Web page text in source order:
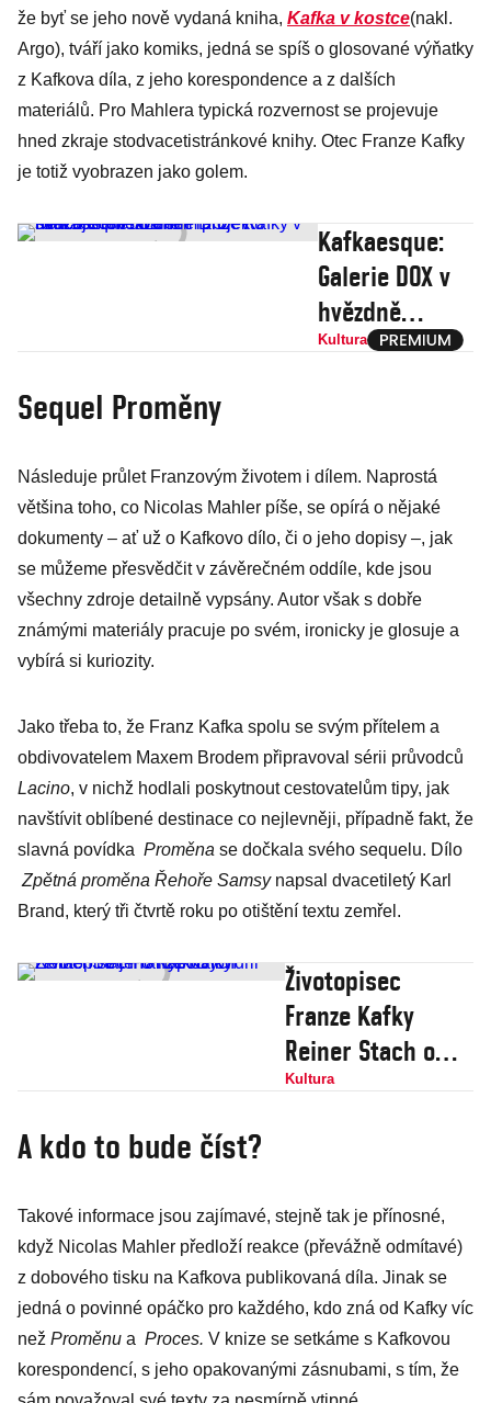
že byť se jeho nově vydaná kniha, Kafka v kostce(nakl.
Argo), tváří jako komiks, jedná se spíš o glosované výňatky
z Kafkova díla, z jeho korespondence a z dalších
materiálů. Pro Mahlera typická rozvernost se projevuje
hned zkraje stodvacetistránkové knihy. Otec Franze Kafky
je totiž vyobrazen jako golem.
Kafkaesque:
Galerie DOX v
hvězdně
obsazeném
Kafky v
současném
umění
Kultura
Sequel Proměny
Následuje průlet Franzovým životem i dílem. Naprostá
většina toho, co Nicolas Mahler píše, se opírá o nějaké
dokumenty – ať už o Kafkovo dílo, či o jeho dopisy –, jak
se můžeme přesvědčit v závěrečném oddíle, kde jsou
všechny zdroje detailně vypsány. Autor však s dobře
známými materiály pracuje po svém, ironicky je glosuje a
vybírá si kuriozity.
Jako třeba to, že Franz Kafka spolu se svým přítelem a
obdivovatelem Maxem Brodem připravoval sérii průvodců
Lacino, v nichž hodlali poskytnout cestovatelům tipy, jak
navštívit oblíbené destinace co nejlevněji, případně fakt, že
slavná povídka Proměna se dočkala svého sequelu. Dílo
Zpětná proměna Řehoře Samsynapsal dvacetiletý Karl
Brand, který tři čtvrtě roku po otištění textu zemřel.
Životopisec
Franze Kafky
Reiner Stach o
Kafkových ženách
Kultura
A kdo to bude číst?
Takové informace jsou zajímavé, stejně tak je přínosné,
když Nicolas Mahler předloží reakce (převážně odmítavé)
z dobového tisku na Kafkova publikovaná díla. Jinak se
jedná o povinné opáčko pro každého, kdo zná od Kafky víc
než Proměnu a Proces. V knize se setkáme s Kafkovou
korespondencí, s jeho opakovanými zásnubami, s tím, že